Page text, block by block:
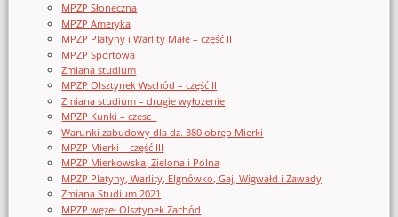
MPZP Słoneczna
MPZP Ameryka
MPZP Platyny i Warlity Małe – część II
MPZP Sportowa
Zmiana studium
MPZP Olsztynek Wschód – część II
Zmiana studium – drugie wyłożenie
MPZP Kunki – czesc I
Warunki zabudowy dla dz. 380 obręb Mierki
MPZP Mierki – część III
MPZP Mierkowska, Zielona i Polna
MPZP Platyny, Warlity, Elgnówko, Gaj, Wigwałd i Zawady
Zmiana Studium 2021
MPZP węzeł Olsztynek Zachód